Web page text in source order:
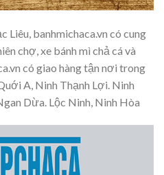
Liêu, banhmichaca.vn có cung
chợ, xe bánh mì chả cá và
có giao hàng tận nơi trong
A, Ninh Thạnh Lợi. Ninh
Dừa. Lộc Ninh, Ninh Hòa